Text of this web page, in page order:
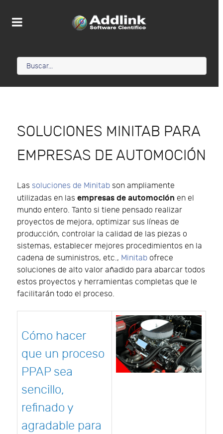
SOLUCIONES MINITAB PARA
EMPRESAS DE AUTOMOCIÓN
Las soluciones de Minitab son ampliamente
utilizadas en las empresas de automoción en el
mundo entero. Tanto si tiene pensado realizar
proyectos de mejora, optimizar sus líneas de
producción, controlar la calidad de las piezas o
sistemas, establecer mejores procedimientos en la
cadena de suministros, etc., Minitab ofrece
soluciones de alto valor añadido para abarcar todos
estos proyectos y herramientas completas que le
facilitarán todo el proceso.
Cómo hacer
que un proceso
PPAP sea
sencillo,
refinado y
agradable para